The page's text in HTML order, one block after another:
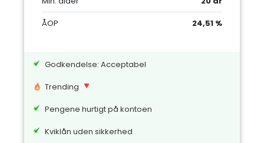
ÅOP
24,51 %
Godkendelse: Acceptabel
Trending
Pengene hurtigt på kontoen
Kviklån uden sikkerhed